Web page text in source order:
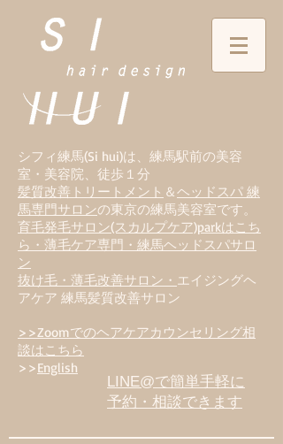
シフィ練馬(Si hui)は、 練馬駅前の美容
室・美容院、徒歩１分
髪質改善トリートメント ＆ヘッドスパ 練
馬専門サロンの東京の練馬美容室です。
育毛発毛サロン(スカルプケア)parkはこち
ら・薄毛ケア専門・練馬ヘッドスパサロ
ン
抜け毛・薄毛改善サロン・ エイジングヘ
アケア 練馬髪質改善サロン
>>Zoomでのヘアケアカウンセリング相
談はこちら
>>English
LINE@で簡単手軽に
予約・相談できます